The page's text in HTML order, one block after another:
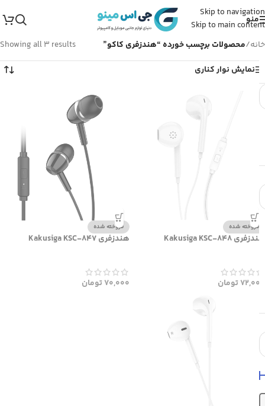
Skip to navigation
Skip to main content
منو
خانه/محصولات برچسب خورده “هندزفری کاکو”
Showing all 3 results
نمایش نوار کناری
فروخته شده
هندزفری Kakusiga KSC-848
72,000تومان
فروخته شده
هندزفری Kakusiga KSC-847
70,000تومان